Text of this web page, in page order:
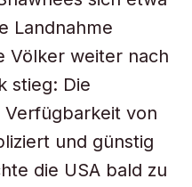
Landnahme
Völker weiter nach
stieg: Die
von
und günstig
die USA bald zu